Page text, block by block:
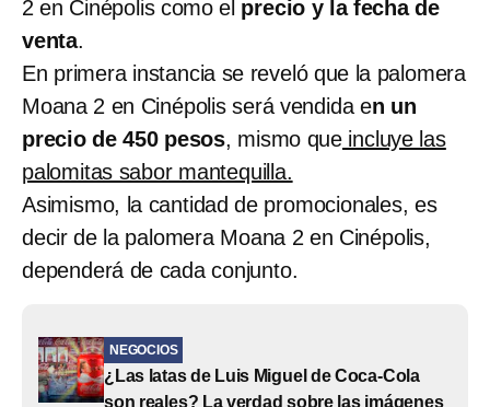
2 en Cinépolis como el precio y la fecha de
venta.
En primera instancia se reveló que la palomera
Moana 2 en Cinépolis será vendida en un
precio de 450 pesos, mismo que incluye las
palomitas sabor mantequilla.
Asimismo, la cantidad de promocionales, es
decir de la palomera Moana 2 en Cinépolis,
dependerá de cada conjunto.
NEGOCIOS
¿Las latas de Luis Miguel de Coca-Cola
son reales? La verdad sobre las imágenes